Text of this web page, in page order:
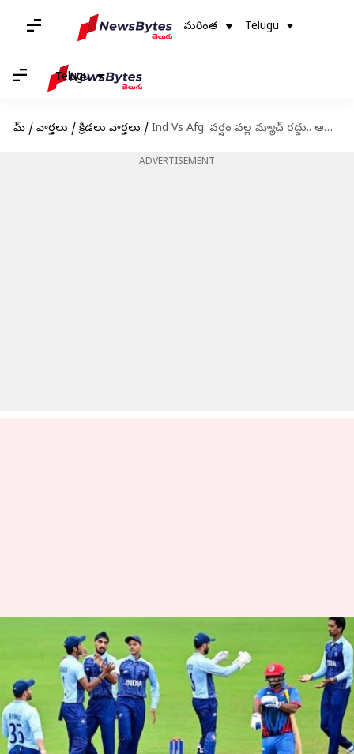
మరింత Telugu
Telugu
హోమ్ / వార్తలు / క్రీడలు వార్తలు / Ind Vs Afg: వర్షం వల్ల మ్యాచ్ రద్దు.. ఆసియా గేమ్స్‌కు టీమిండియాలో గోల్డ్ మెడల్
ADVERTISEMENT
Ind Vs Afg: వర్షం వల్ల మ్యాచ్
రద్దు.. ఆసియా గేమ్స్‌కు
టీమిండియాలో గోల్డ్ మెడల్
వ్రాసిన వారు Jayachandra Akuri Oct 07, 2023 04:20 pm